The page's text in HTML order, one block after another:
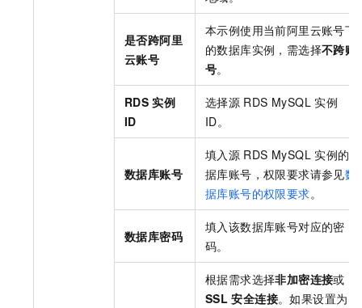
是否跨阿里
云账号
本示例使用当前阿里云账号下
的数据库实例，需选择不跨账
号。
RDS 实例
ID
选择源 RDS MySQL 实例
ID。
数据库账号
填入源 RDS MySQL 实例的数
据库账号，权限要求请参见数
据库账号的权限要求。
数据库密码
填入该数据库账号对应的密
码。
根据需求选择非加密连接或
SSL 安全连接。如果设置为